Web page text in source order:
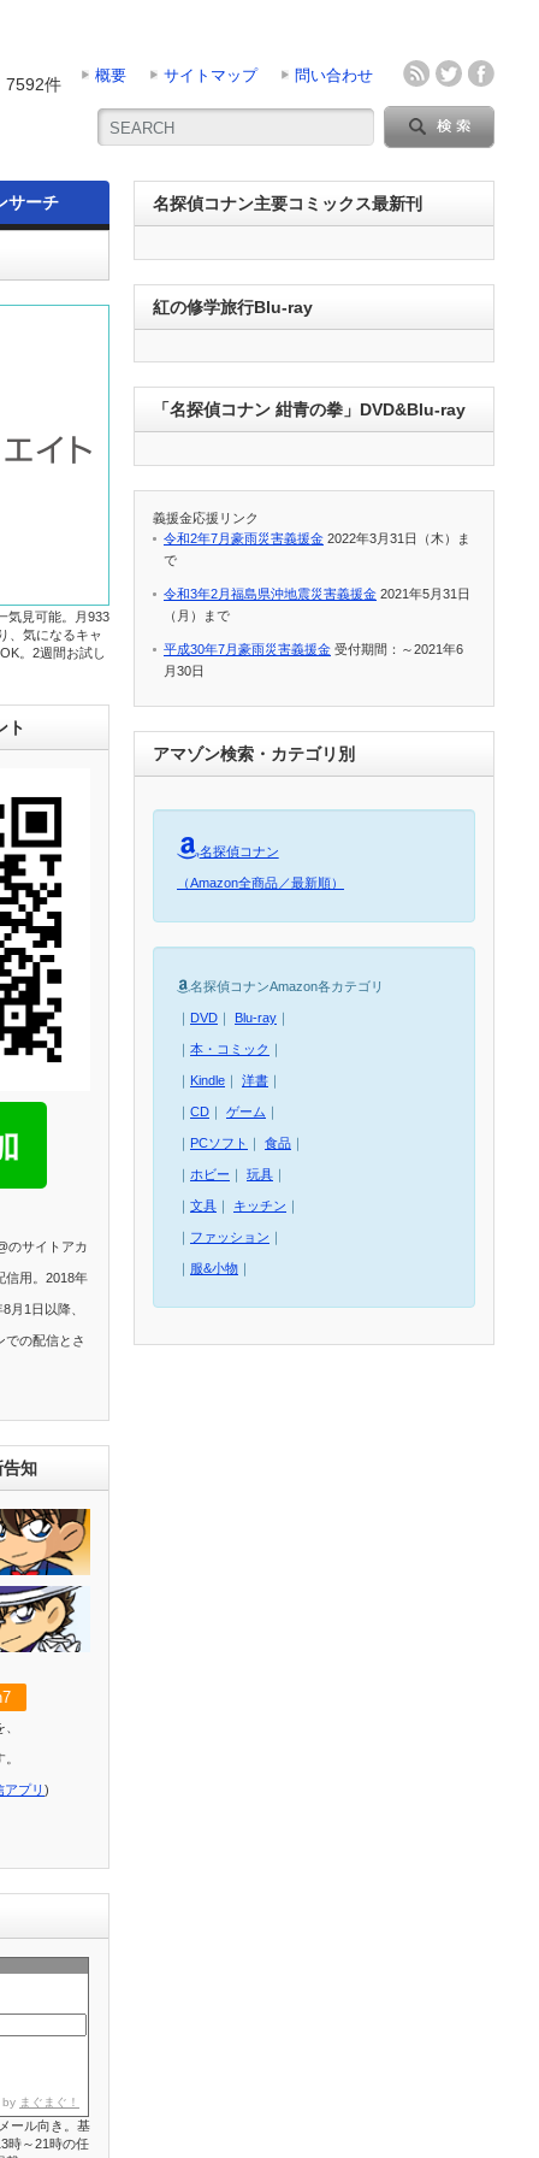
概要 サイトマップ 問い合わせ
7592件
サーチ
気見可能。月933
、気になるキャ
。2週間お試し
ト
のサイトアカ
信用。2018年
月1日以降、
での配信とさ
告知
アプリ )
by まぐまぐ！
ール向き。基
時～21時の任
名探偵コナン主要コミックス最新刊
紅の修学旅行Blu-ray
「名探偵コナン 紺青の拳」DVD&Blu-ray
義援金応援リンク
令和2年7月豪雨災害義援金 2022年3月31日（木）ま
で
令和3年2月福島県沖地震災害義援金 2021年5月31日
（月）まで
平成30年7月豪雨災害義援金 受付期間：～2021年6
月30日
アマゾン検索・カテゴリ別
名探偵コナン
（Amazon全商品／最新順）
名探偵コナンAmazon各カテゴリ
｜ DVD ｜ Blu-ray ｜
｜ 本・コミック ｜
｜ Kindle ｜ 洋書 ｜
｜ CD ｜ ゲーム ｜
｜ PCソフト ｜ 食品 ｜
｜ ホビー ｜ 玩具 ｜
｜ 文具 ｜ キッチン ｜
｜ ファッション ｜
｜ 服&小物 ｜